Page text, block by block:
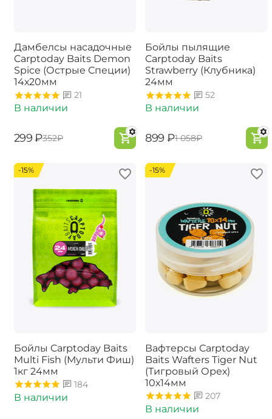
Дамбелсы насадочные
Carptoday Baits Demon
Spice (Острые Специи)
14х20мм
21
В наличии
‍299‍ ₽‍352‍₽
Бойлы пылящие
Carptoday Baits
Strawberry (Клубника)
24мм
52
В наличии
‍899‍ ₽‍1 058‍₽
-15%
Бойлы Carptoday Baits
Multi Fish (Мульти Фиш)
1кг 24мм
184
В наличии
-15%
Вафтерсы Carptoday
Baits Wafters Tiger Nut
(Тигровый Орех)
10х14мм
207
В наличии